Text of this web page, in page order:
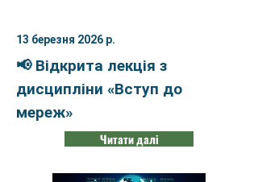
13 березня 2026 р.
📢 Відкрита лекція з
дисципліни «Вступ до
мереж»
Читати далі